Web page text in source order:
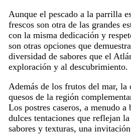
Aunque el pescado a la parrilla
frescos son otra de las grandes
con la misma dedicación y
son otras opciones que
diversidad de sabores que el
exploración y al descubrimiento.
Además de los frutos del mar,
quesos de la región
Los postres caseros, a menudo
dulces tentaciones que reflejan
sabores y texturas, una